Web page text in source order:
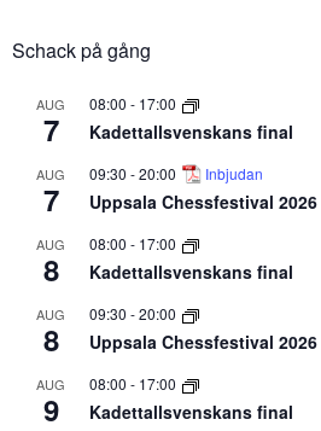
Schack på gång
AUG
7
08:00 - 17:00
Kadettallsvenskans final
AUG
7
09:30 -20:00 Inbjudan
Uppsala Chessfestival 2026
AUG
8
08:00 - 17:00
Kadettallsvenskans final
AUG
8
09:30 -20:00
Uppsala Chessfestival 2026
AUG
9
08:00 - 17:00
Kadettallsvenskans final